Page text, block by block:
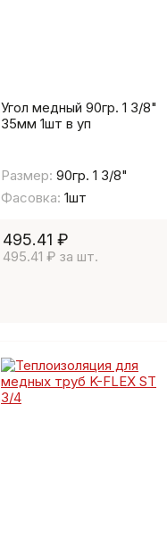
Угол медный 90гр. 1 3/8"
35мм 1шт в уп
Размер: 90гр. 1 3/8"
Фасовка: 1шт
495.41 ₽
495.41 ₽ за шт.